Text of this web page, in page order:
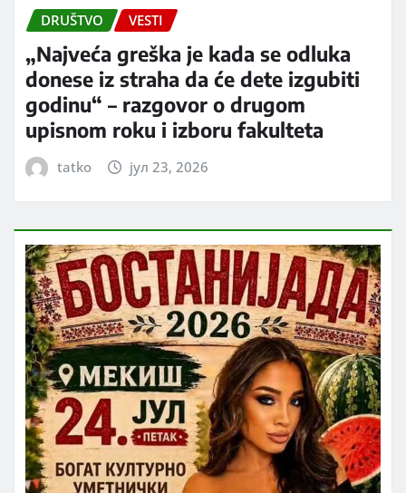
DRUŠTVO VESTI
„Najveća greška je kada se odluka
donese iz straha da će dete izgubiti
godinu“ – razgovor o drugom
upisnom roku i izboru fakulteta
tatko јул 23, 2026